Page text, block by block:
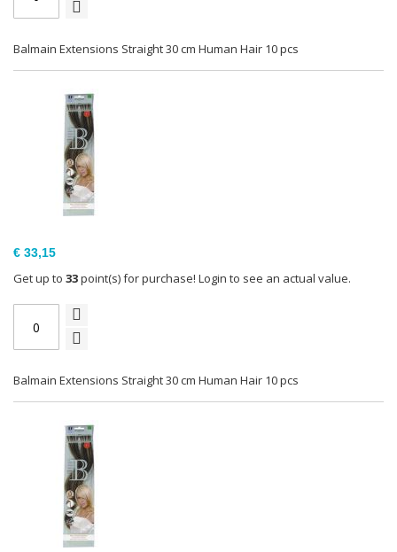
Balmain Extensions Straight 30 cm Human Hair 10 pcs
Balmain Extensions Straight 30 cm Human Hair 10 pcs
€ 33,15
Get up to 33point(s) for purchase! Login to see an actual value.